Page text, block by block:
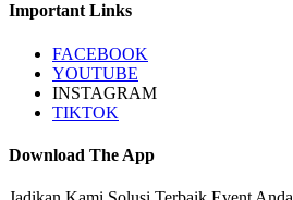
Important Links
FACEBOOK
YOUTUBE
INSTAGRAM
TIKTOK
Download The App